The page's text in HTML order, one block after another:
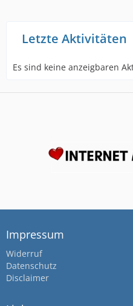
Letzte Aktivitäten
Es sind keine anzeigbaren
Impressum
Widerruf
Datenschutz
Disclaimer